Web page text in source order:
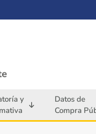
y
Datos de
Compra